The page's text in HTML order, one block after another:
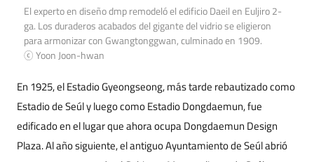
El experto en diseño dmp remodeló el edificio Daeil en Euljiro 2-
ga. Los duraderos acabados del gigante del vidrio se eligieron
para armonizar con Gwangtonggwan, culminado en 1909.
ⓒ Yoon Joon-hwan
En 1925, el Estadio Gyeongseong, más tarde rebautizado como
Estadio de Seúl y luego como Estadio Dongdaemun, fue
edificado en el lugar que ahora ocupa Dongdaemun Design
Plaza. Al año siguiente, el antiguo Ayuntamiento de Seúl abrió